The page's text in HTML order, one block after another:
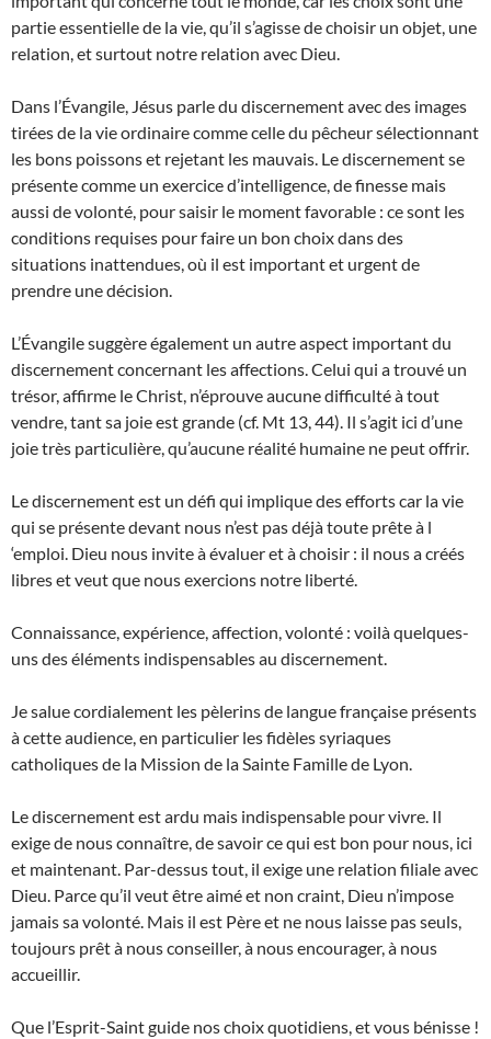
partie essentielle de la vie, qu’il s’agisse de choisir un objet, une
relation, et surtout notre relation avec Dieu.
Dans l’Évangile, Jésus parle du discernement avec des images
tirées de la vie ordinaire comme celle du pêcheur sélectionnant
les bons poissons et rejetant les mauvais. Le discernement se
présente comme un exercice d’intelligence, de finesse mais
aussi de volonté, pour saisir le moment favorable : ce sont les
conditions requises pour faire un bon choix dans des
situations inattendues, où il est important et urgent de
prendre une décision.
L’Évangile suggère également un autre aspect important du
discernement concernant les affections. Celui qui a trouvé un
trésor, affirme le Christ, n’éprouve aucune difficulté à tout
vendre, tant sa joie est grande (cf. Mt 13, 44). Il s’agit ici d’une
joie très particulière, qu’aucune réalité humaine ne peut offrir.
Le discernement est un défi qui implique des efforts car la vie
qui se présente devant nous n’est pas déjà toute prête à l
‘emploi. Dieu nous invite à évaluer et à choisir : il nous a créés
libres et veut que nous exercions notre liberté.
Connaissance, expérience, affection, volonté : voilà quelques-
uns des éléments indispensables au discernement.
Je salue cordialement les pèlerins de langue française présents
à cette audience, en particulier les fidèles syriaques
catholiques de la Mission de la Sainte Famille de Lyon.
Le discernement est ardu mais indispensable pour vivre. Il
exige de nous connaître, de savoir ce qui est bon pour nous, ici
et maintenant. Par-dessus tout, il exige une relation filiale avec
Dieu. Parce qu’il veut être aimé et non craint, Dieu n’impose
jamais sa volonté. Mais il est Père et ne nous laisse pas seuls,
toujours prêt à nous conseiller, à nous encourager, à nous
accueillir.
Que l’Esprit-Saint guide nos choix quotidiens, et vous bénisse !